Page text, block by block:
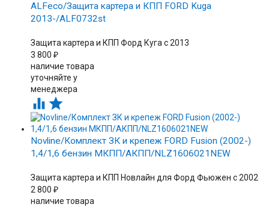
ALFeco/Защита картера и КПП FORD Kuga
2013-/ALF0732st
Защита картера и КПП Форд Куга с 2013
3 800 ₽
наличие товара
уточняйте у
менеджера
 
Novline/Комплект ЗК и крепеж FORD Fusion (2002-)
1,4/1,6 бензин МКПП/АКПП/NLZ1606021NEW
Защита картера и КПП Новлайн для Форд Фьюжен с 2002
2 800 ₽
наличие товара